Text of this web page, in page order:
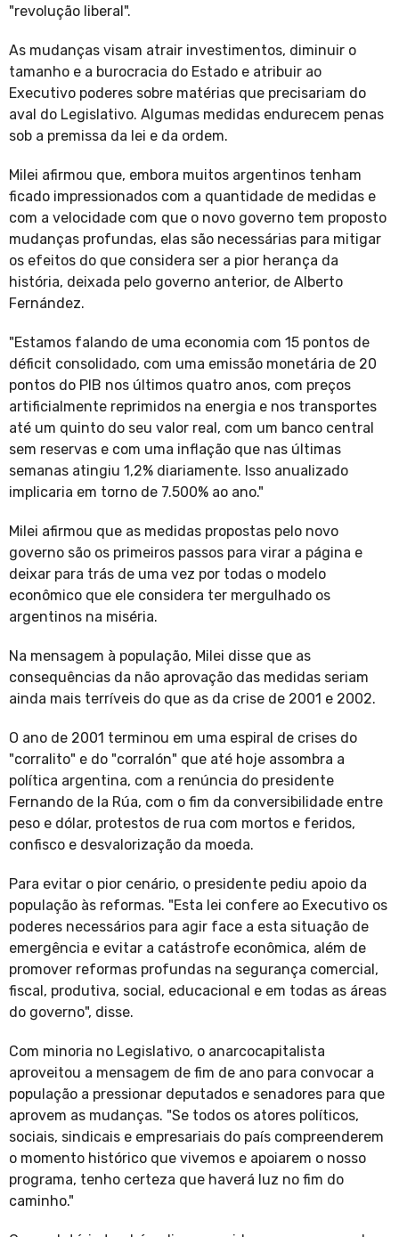
"revolução liberal".
As mudanças visam atrair investimentos, diminuir o
tamanho e a burocracia do Estado e atribuir ao
Executivo poderes sobre matérias que precisariam do
aval do Legislativo. Algumas medidas endurecem penas
sob a premissa da lei e da ordem.
Milei afirmou que, embora muitos argentinos tenham
ficado impressionados com a quantidade de medidas e
com a velocidade com que o novo governo tem proposto
mudanças profundas, elas são necessárias para mitigar
os efeitos do que considera ser a pior herança da
história, deixada pelo governo anterior, de Alberto
Fernández.
"Estamos falando de uma economia com 15 pontos de
déficit consolidado, com uma emissão monetária de 20
pontos do PIB nos últimos quatro anos, com preços
artificialmente reprimidos na energia e nos transportes
até um quinto do seu valor real, com um banco central
sem reservas e com uma inflação que nas últimas
semanas atingiu 1,2% diariamente. Isso anualizado
implicaria em torno de 7.500% ao ano."
Milei afirmou que as medidas propostas pelo novo
governo são os primeiros passos para virar a página e
deixar para trás de uma vez por todas o modelo
econômico que ele considera ter mergulhado os
argentinos na miséria.
Na mensagem à população, Milei disse que as
consequências da não aprovação das medidas seriam
ainda mais terríveis do que as da crise de 2001 e 2002.
O ano de 2001 terminou em uma espiral de crises do
"corralito" e do "corralón" que até hoje assombra a
política argentina, com a renúncia do presidente
Fernando de la Rúa, com o fim da conversibilidade entre
peso e dólar, protestos de rua com mortos e feridos,
confisco e desvalorização da moeda.
Para evitar o pior cenário, o presidente pediu apoio da
população às reformas. "Esta lei confere ao Executivo os
poderes necessários para agir face a esta situação de
emergência e evitar a catástrofe econômica, além de
promover reformas profundas na segurança comercial,
fiscal, produtiva, social, educacional e em todas as áreas
do governo", disse.
Com minoria no Legislativo, o anarcocapitalista
aproveitou a mensagem de fim de ano para convocar a
população a pressionar deputados e senadores para que
aprovem as mudanças. "Se todos os atores políticos,
sociais, sindicais e empresariais do país compreenderem
o momento histórico que vivemos e apoiarem o nosso
programa, tenho certeza que haverá luz no fim do
caminho."